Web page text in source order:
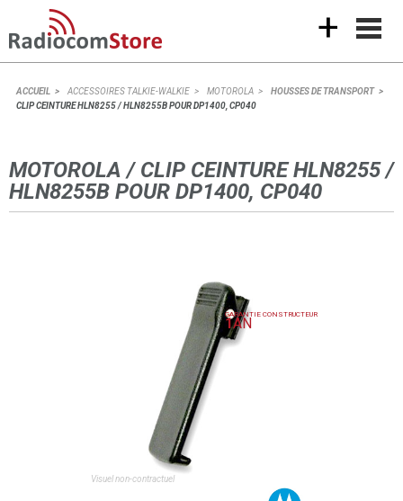
+
ACCUEIL ACCESSOIRES TALKIE-WALKIE MOTOROLA
HOUSSES DE TRANSPORT
CLIP CEINTURE HLN8255 / HLN8255B POUR DP1400, CP040
MOTOROLA / CLIP CEINTURE HLN8255 /
HLN8255B POUR DP1400, CP040
GARANTIE CONSTRUCTEUR
1AN
Visuel non-contractuel